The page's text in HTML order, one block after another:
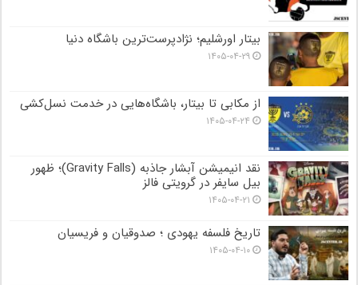
بیتار اورشلیم؛ نژادپرست‌ترین باشگاه دنیا
۱۴۰۵-۰۴-۲۹
از مکابی تا بیتار، باشگاه‌هایی در خدمت نسل‌کشی
۱۴۰۵-۰۴-۲۴
نقد انیمیشن آبشار جاذبه (Gravity Falls)؛ ظهور
بیل سایفر در گرویتی فالز
۱۴۰۵-۰۴-۲۱
تاریخ فلسفه یهودی ؛ صدوقیان و فریسیان
۱۴۰۵-۰۴-۱۰